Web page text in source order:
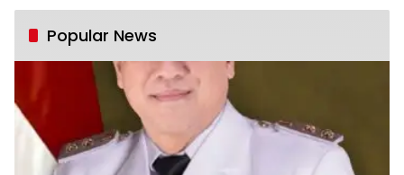
Tumbuh Tapi Rapuh
Popular News